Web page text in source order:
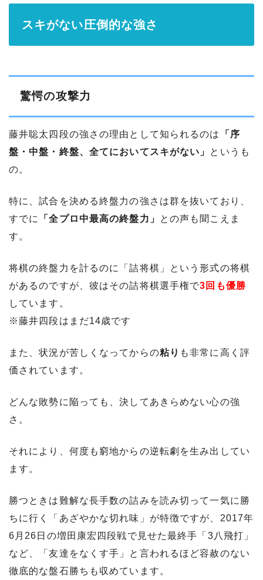
スキがない圧倒的な強さ
驚愕の攻撃力
藤井聡太四段の強さの理由として知られるのは
「序
盤・中盤・終盤、全てにおいてスキがない」 というも
の。
特に、試合を決める終盤力の強さは群を抜いており、
すでに
「全プロ中最高の終盤力」
との声も聞こえま
す。
将棋の終盤力を計るのに「詰将棋」という形式の将棋
があるのですが、彼はその詰将棋選手権で3回も優勝
しています。
※藤井四段はまだ14歳です
また、状況が苦しくなってからの粘り も非常に高く評
価されています。
どんな敗勢に陥っても、決してあきらめない心の強
さ。
それにより、何度も窮地からの逆転劇を生み出してい
ます。
勝つときは難解な長手数の詰みを読み切って一気に勝
ちに行く「あざやかな切れ味」が特徴ですが、2017年
6月26日の増田康宏四段戦で見せた最終手「3八飛打」
など、「友達をなくす手」と言われるほど容赦のない
徹底的な盤石勝ちも収めています。